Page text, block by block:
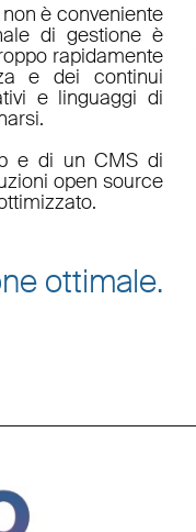
è conveniente
di gestione è
rapidamente
e dei continui
e linguaggi di
e di un CMS di
open source
ottimale.